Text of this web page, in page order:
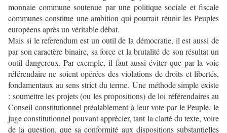
monnaie commune soutenue par une politique sociale et fiscale
communes constitue une ambition qui pourrait réunir les Peuples
européens après un véritable débat.
Mais si le referendum est un outil de la démocratie, il est aussi de
par son caractère binaire, sa force et la brutalité de son résultat un
outil dangereux. Par exemple, il faut aussi éviter que par la voie
référendaire ne soient opérées des violations de droits et libertés,
fondamentaux au sens strict du terme. Une méthode simple existe
: soumettre les projets (ou les propositions) de loi référendaires au
Conseil constitutionnel préalablement à leur vote par le Peuple, le
juge constitutionnel pouvant apprécier, tant la clarté du texte, voire
de la question, que sa conformité aux dispositions substantielles